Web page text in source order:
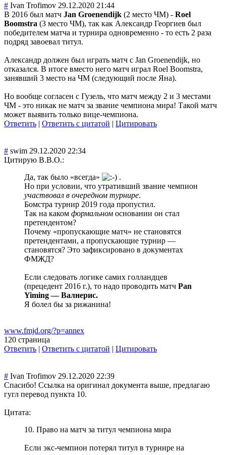
# Ivan Trofimov 29.12.2020 21:44
В 2016 был матч Jan Groenendijk (2 место ЧМ) - Roel
Boomstra (3 место ЧМ), так как Александр Георгиев был
победителем матча и турнира одновременно - то есть 2 раза
подряд завоевал титул.
Александр должен был играть матч с Jan Groenendijk, но
отказался. В итоге вместо него матч играл Roel Boomstra,
занявший 3 место на ЧМ (следующий после Яна).
Но вообще согласен с Гузель, что матч между 2 и 3 местами
ЧМ - это никак не матч за звание чемпиона мира! Такой матч
может выявить только вице-чемпиона.
Ответить | Ответить с цитатой | Цитировать
# swim 29.12.2020 22:34
Цитирую В.В.О.:
Да, так было «всегда»
.
Но при условии, что утративший звание чемпион
участвовал в очередном турнире.
Бомстра турнир 2019 года пропустил.
Так на каком формальном основании он стал
претендентом?
Почему «пропускающие матч» не становятся
претендентами, а пропускающие турнир —
становятся? Это зафиксировано в документах
ФМЖД?
Если следовать логике самих голландцев
(прецедент 2016 г.), то надо проводить матч Pan
Yiming — Валнерис.
Я болел бы за рижанина!
www.fmjd.org/?p=annex
120 страница
Ответить | Ответить с цитатой | Цитировать
# Ivan Trofimov 29.12.2020 22:39
Спасибо! Ссылка на оригинал документа выше, предлагаю
гугл перевод пункта 10.
Цитата:
10. Право на матч за титул чемпиона мира
Если экс-чемпион потерял титул в турнире на